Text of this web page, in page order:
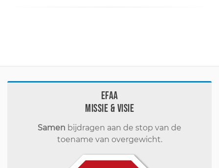
EFAA
Missie & visie
Samen bijdragen aan de stop van de
toename van overgewicht.